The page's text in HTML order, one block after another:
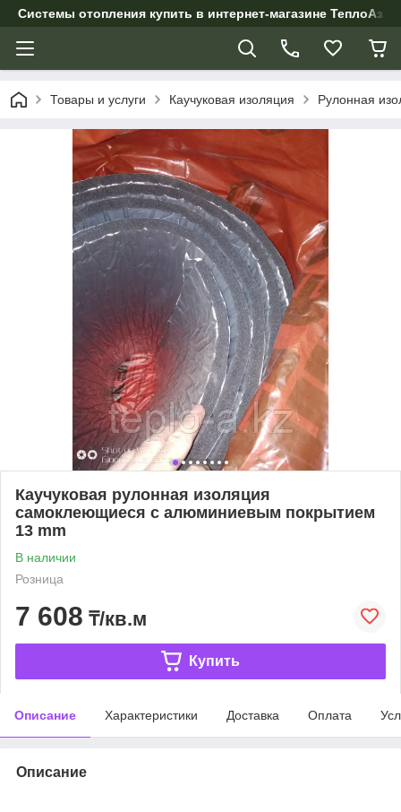
Системы отопления купить в интернет-магазине ТеплоАзии
Товары и услуги Каучуковая изоляция Рулонная
Каучуковая рулонная изоляция
самоклеющиеся с алюминиевым покрытием
13 mm
В наличии
Розница
7 608 ₸/кв.м
Купить
Описание Характеристики Доставка Оплата
Описание